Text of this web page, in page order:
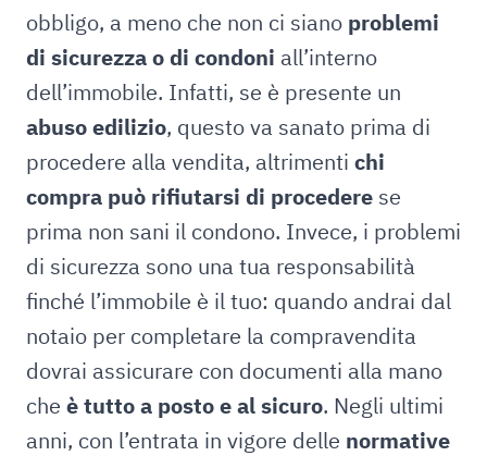
obbligo, a meno che non ci siano problemi
di sicurezza o di condoni all’interno
dell’immobile. Infatti, se è presente un
abuso edilizio, questo va sanato prima di
procedere alla vendita, altrimenti chi
compra può rifiutarsi di procedere se
prima non sani il condono. Invece, i problemi
di sicurezza sono una tua responsabilità
finché l’immobile è il tuo: quando andrai dal
notaio per completare la compravendita
dovrai assicurare con documenti alla mano
che è tutto a posto e al sicuro. Negli ultimi
anni, con l’entrata in vigore delle normative